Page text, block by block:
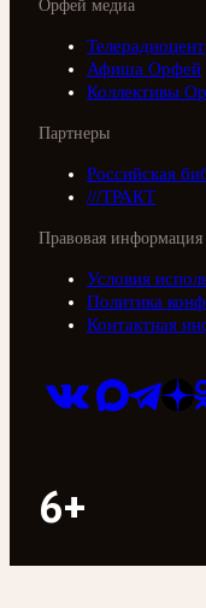
Орфей медиа
Афиша Орфей
Коллективы
Партнеры
Российская
///ТРАКТ
Правовая информация
Условия
Политика
Контактная
6+